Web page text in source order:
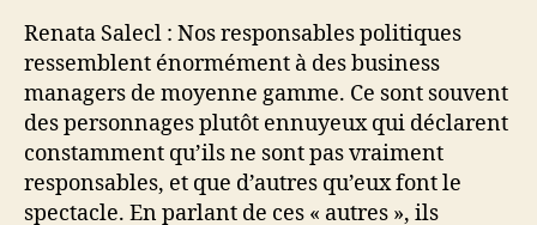
Renata Salecl : Nos responsables politiques
ressemblent énormément à des business
managers de moyenne gamme. Ce sont souvent
des personnages plutôt ennuyeux qui déclarent
constamment qu’ils ne sont pas vraiment
responsables, et que d’autres qu’eux font le
spectacle. En parlant de ces « autres », ils